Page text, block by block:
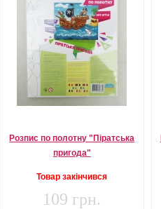
Розпис по полотну "Піратська
пригода"
Товар закінчився
109 грн.